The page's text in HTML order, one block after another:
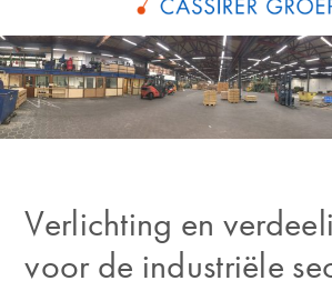
Verlichting en
voor de industriële